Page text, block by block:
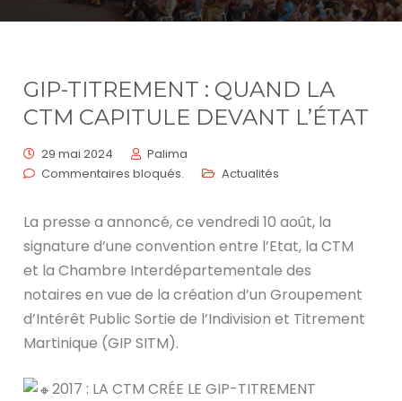
GIP-TITREMENT : QUAND LA
CTM CAPITULE DEVANT L’ÉTAT
29 mai 2024
Palima
Commentaires bloqués.
Actualités
La presse a annoncé, ce vendredi 10 août, la
signature d’une convention entre l’Etat, la CTM
et la Chambre Interdépartementale des
notaires en vue de la création d’un Groupement
d’Intérêt Public Sortie de l’Indivision et Titrement
Martinique (GIP SITM).
2017 : LA CTM CRÉE LE GIP-TITREMENT